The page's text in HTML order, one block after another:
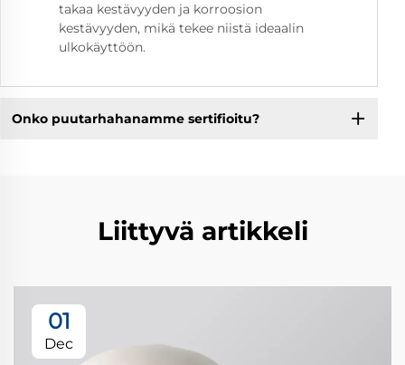
takaa kestävyyden ja korroosion
kestävyyden, mikä tekee niistä ideaalin
ulkokäyttöön.
Onko puutarhahanamme sertifioitu?
Liittyvä artikkeli
01
Dec